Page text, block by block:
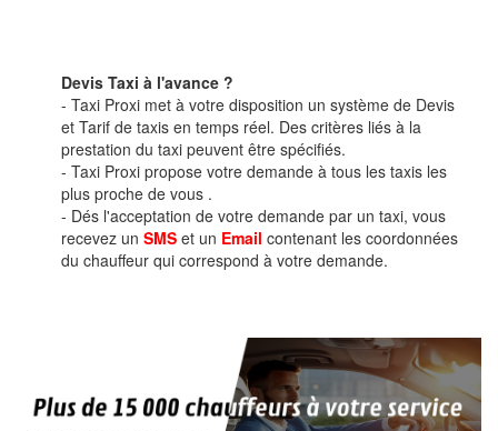
Devis Taxi à l'avance ?
- Taxi Proxi met à votre disposition un système de Devis
et Tarif de taxis en temps réel. Des critères liés à la
prestation du taxi peuvent être spécifiés.
- Taxi Proxi propose votre demande à tous les taxis les
plus proche de vous .
- Dés l'acceptation de votre demande par un taxi, vous
recevez un SMS et un Email contenant les coordonnées
du chauffeur qui correspond à votre demande.